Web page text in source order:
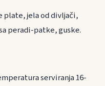
plate, jela od divljači,
peradi-patke, guske.
serviranja 16-